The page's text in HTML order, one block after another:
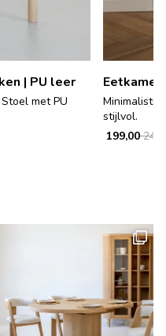
| PU leer
met PU
stijlvol.
199,00